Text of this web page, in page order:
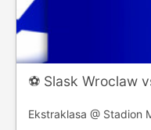
⚽️ Slask Wroclaw
Ekstraklasa @ Stadion